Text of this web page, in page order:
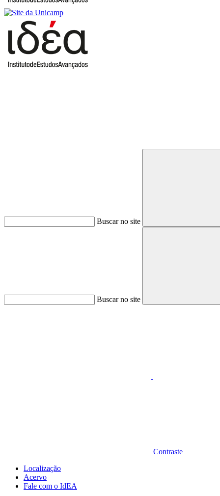
Buscar no site
Buscar no site
Contraste
Localização
Acervo
Fale com o IdEA